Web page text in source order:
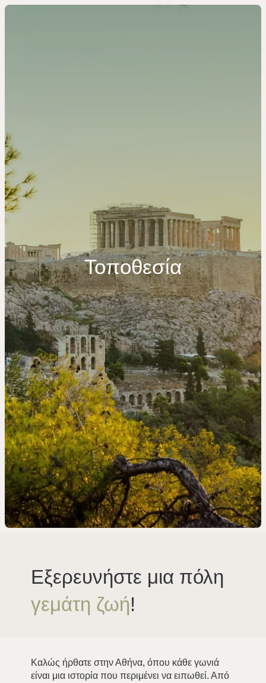
Τοποθεσία
Εξερευνήστε μια πόλη
γεμάτη ζωή!
Καλώς ήρθατε στην Αθήνα, όπου κάθε γωνιά
είναι μια ιστορία που περιμένει να ειπωθεί. Από